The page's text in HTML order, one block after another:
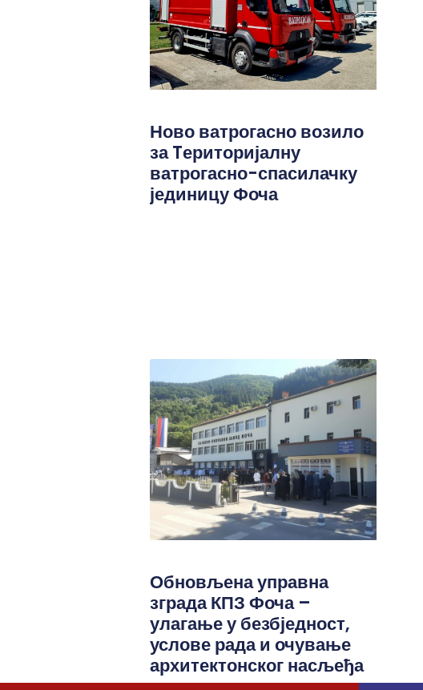
Ново ватрогасно возило
за Tериторијалну
ватрогасно-спасилачку
јединицу Фоча
Обновљена управна
зграда КПЗ Фоча –
улагање у безбједност,
услове рада и очување
архитектонског насљеђа